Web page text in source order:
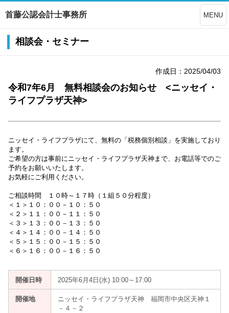
首藤公認会計士事務所 MENU
相談会・セミナー
作成日：2025/04/03
令和7年6月 無料相談会のお知らせ <ニッセイ・
ライフプラザ天神>
ニッセイ・ライフプラザにて、無料の「税務個別相談」を実施しており
ます。
ご希望の方は事前にニッセイ・ライフプラザ天神まで、お電話等でのご
予約をお願いいたします。
お気軽にご利用ください。
ご相談時間 １０時～１７時（１組５０分程度）
＜１＞１０：００－１０：５０
＜２＞１１：００－１１：５０
＜３＞１３：００－１３：５０
＜４＞１４：００－１４：５０
＜５＞１５：００－１５：５０
＜６＞１６：００－１６：５０
開催日時 2025年6月4日(水) 10:00～17:00
開催地
ニッセイ・ライフプラザ天神 福岡市中央区天神１
－４－２